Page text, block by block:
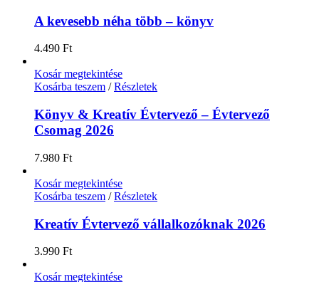
A kevesebb néha több – könyv
4.490 Ft
Kosár megtekintése
Kosárba teszem / Részletek
Könyv & Kreatív Évtervező – Évtervező
Csomag 2026
7.980 Ft
Kosár megtekintése
Kosárba teszem / Részletek
Kreatív Évtervező vállalkozóknak 2026
3.990 Ft
Kosár megtekintése